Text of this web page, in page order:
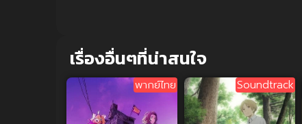
เรื่องอื่นๆที่น่าสนใจ
พากย์ไทย Soundtrack